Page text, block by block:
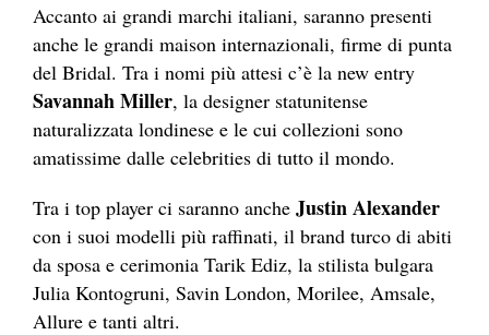
Accanto ai grandi marchi italiani, saranno presenti
anche le grandi maison internazionali, firme di punta
del Bridal. Tra i nomi più attesi c’è la new entry
Savannah Miller, la designer statunitense
naturalizzata londinese e le cui collezioni sono
amatissime dalle celebrities di tutto il mondo.
Tra i top player ci saranno anche Justin Alexander
con i suoi modelli più raffinati, il brand turco di abiti
da sposa e cerimonia Tarik Ediz, la stilista bulgara
Julia Kontogruni, Savin London, Morilee, Amsale,
Allure e tanti altri.